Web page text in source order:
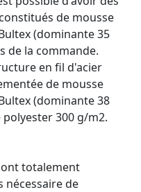
de mousse
(dominante 35
de la commande.
en fil d'acier
de mousse
(dominante 38
300 g/m2.
totalement
nécessaire de